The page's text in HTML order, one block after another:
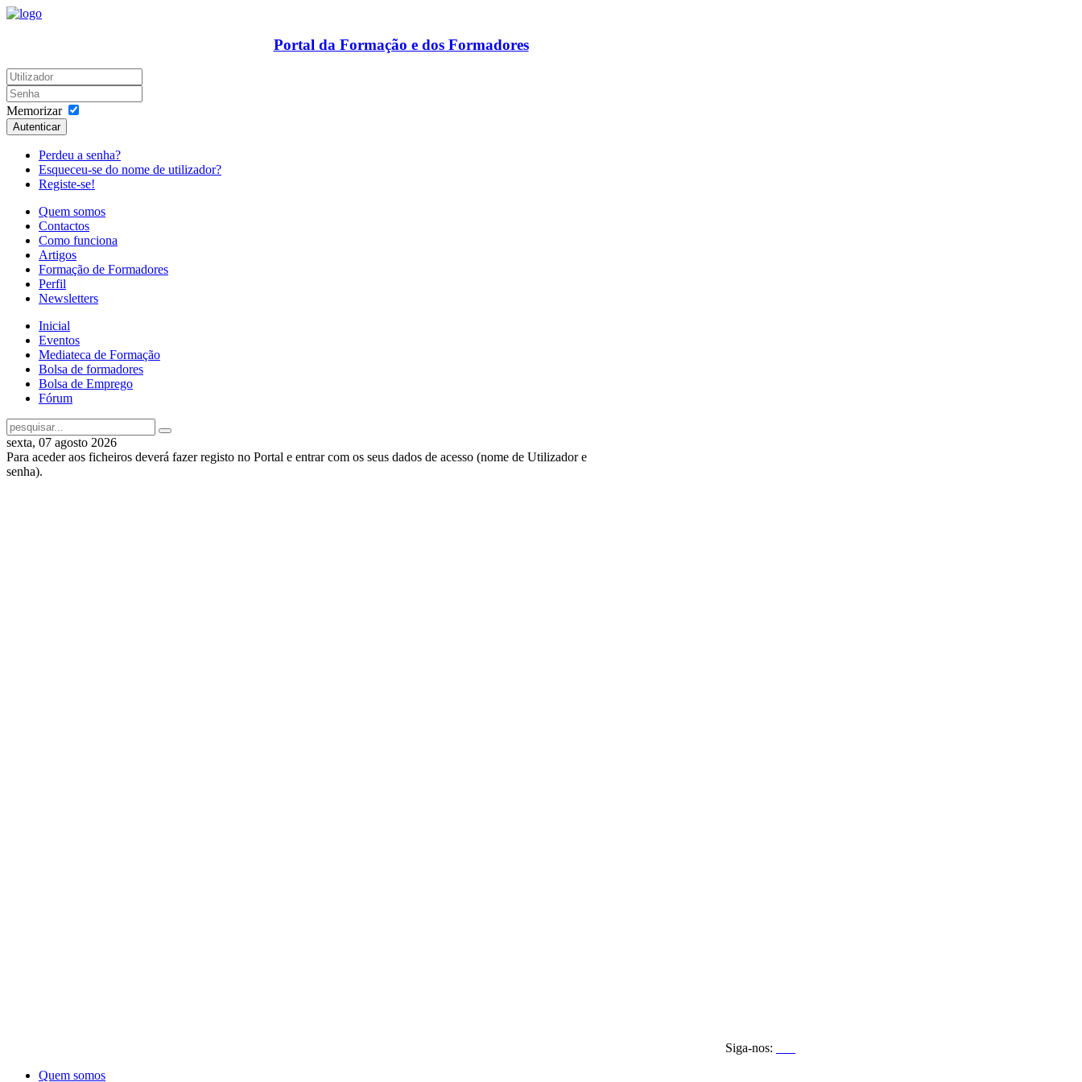
Portal da Formação e dos Formadores
Memorizar
Autenticar
Perdeu a senha?
Esqueceu-se do nome de utilizador?
Registe-se!
Quem somos
Contactos
Como funciona
Artigos
Formação de Formadores
Perfil
Newsletters
Inicial
Eventos
Mediateca de Formação
Bolsa de formadores
Bolsa de Emprego
Fórum
sexta, 07 agosto 2026
Para aceder aos ficheiros deverá fazer registo no Portal e entrar com os seus dados de acesso (nome de Utilizador e
senha).
Siga-nos:
Quem somos